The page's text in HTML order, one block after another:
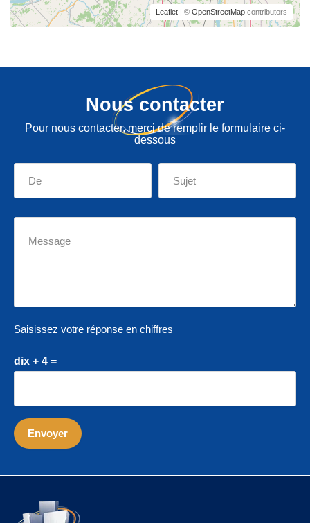
Leaflet | © OpenStreetMap contributors
Nous contacter
Pour nous contacter, merci de remplir le formulaire ci-
dessous
Saisissez votre réponse en chiffres
dix + 4 =